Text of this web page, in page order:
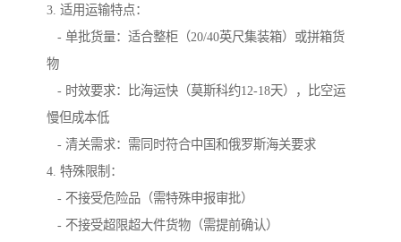
3. 适用运输特点：
- 单批货量：适合整柜（20/40英尺集装箱）或拼箱货
物
- 时效要求：比海运快（莫斯科约12-18天），比空运
慢但成本低
- 清关需求：需同时符合中国和俄罗斯海关要求
4. 特殊限制：
- 不接受危险品（需特殊申报审批）
- 不接受超限超大件货物（需提前确认）